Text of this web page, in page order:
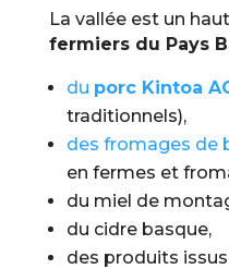
La vallée est un
fermiers du Pays
du porc Kintoa
traditionnels),
des fromages de
en fermes et
du miel de
du cidre basque,
des produits